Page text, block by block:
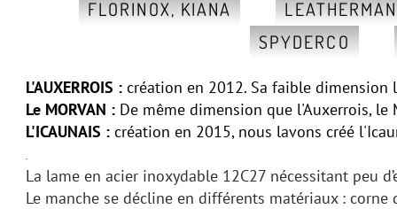
FLORINOX, KIANA
LEATHERMAN
SPYDERCO
L'AUXERROIS : création en 2012. Sa faible dimension
Le MORVAN : De même dimension que l'Auxerrois,
L'ICAUNAIS : création en 2015, nous lavons créé
.
La lame en acier inoxydable 12C27 nécessitant peu
Le manche se décline en différents matériaux :